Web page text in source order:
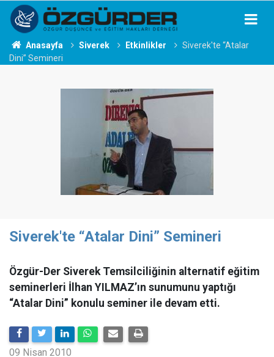
Anasayfa Siverek Etkinlikler
Siverek'te “Atalar
Dini” Semineri
Siverek'te “Atalar Dini” Semineri
Özgür-Der Siverek Temsilciliğinin alternatif eğitim
seminerleri İlhan YILMAZ’ın sunumunu yaptığı
“Atalar Dini” konulu seminer ile devam etti.
09 Nisan 2010